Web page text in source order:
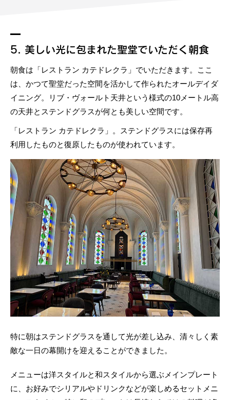
5. 美しい光に包まれた聖堂でいただく朝食
朝食は「レストラン カテドレクラ」でいただきます。ここ
は、かつて聖堂だった空間を活かして作られたオールデイダ
イニング。リブ・ヴォールト天井という様式の10メートル高
の天井とステンドグラスが何とも美しい空間です。
「レストラン カテドレクラ」。ステンドグラスには保存再
利用したものと復原したものが使われています。
特に朝はステンドグラスを通して光が差し込み、清々しく素
敵な一日の幕開けを迎えることができました。
メニューは洋スタイルと和スタイルから選ぶメインプレート
に、お好みでシリアルやドリンクなどが楽しめるセットメニ